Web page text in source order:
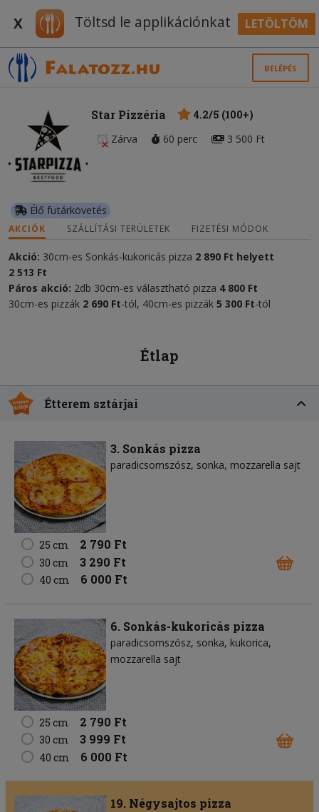
X Töltsd le applikációnkat LETÖLTÖM
BELÉPÉS
Star Pizzéria
4.2/5 (100+)
Zárva
60 perc 3 500 Ft
Élő futárkövetés
AKCIÓK SZÁLLÍTÁSI TERÜLETEK FIZETÉSI MÓDOK
Akció: 30cm-es Sonkás-kukoricás pizza 2 890 Ft helyett
2 513 Ft
Páros akció: 2db 30cm-es választható pizza 4 800 Ft
30cm-es pizzák 2 690 Ft-tól, 40cm-es pizzák 5 300 Ft-tól
Étlap
Étterem sztárjai
3. Sonkás pizza
paradicsomszósz sonka mozzarella sajt
25 cm 2 790 Ft
30 cm 3 290 Ft
40 cm 6 000 Ft
6. Sonkás-kukoricás pizza
paradicsomszósz sonka kukorica
mozzarella sajt
25 cm 2 790 Ft
30 cm 3 999 Ft
40 cm 6 000 Ft
19. Négysajtos pizza